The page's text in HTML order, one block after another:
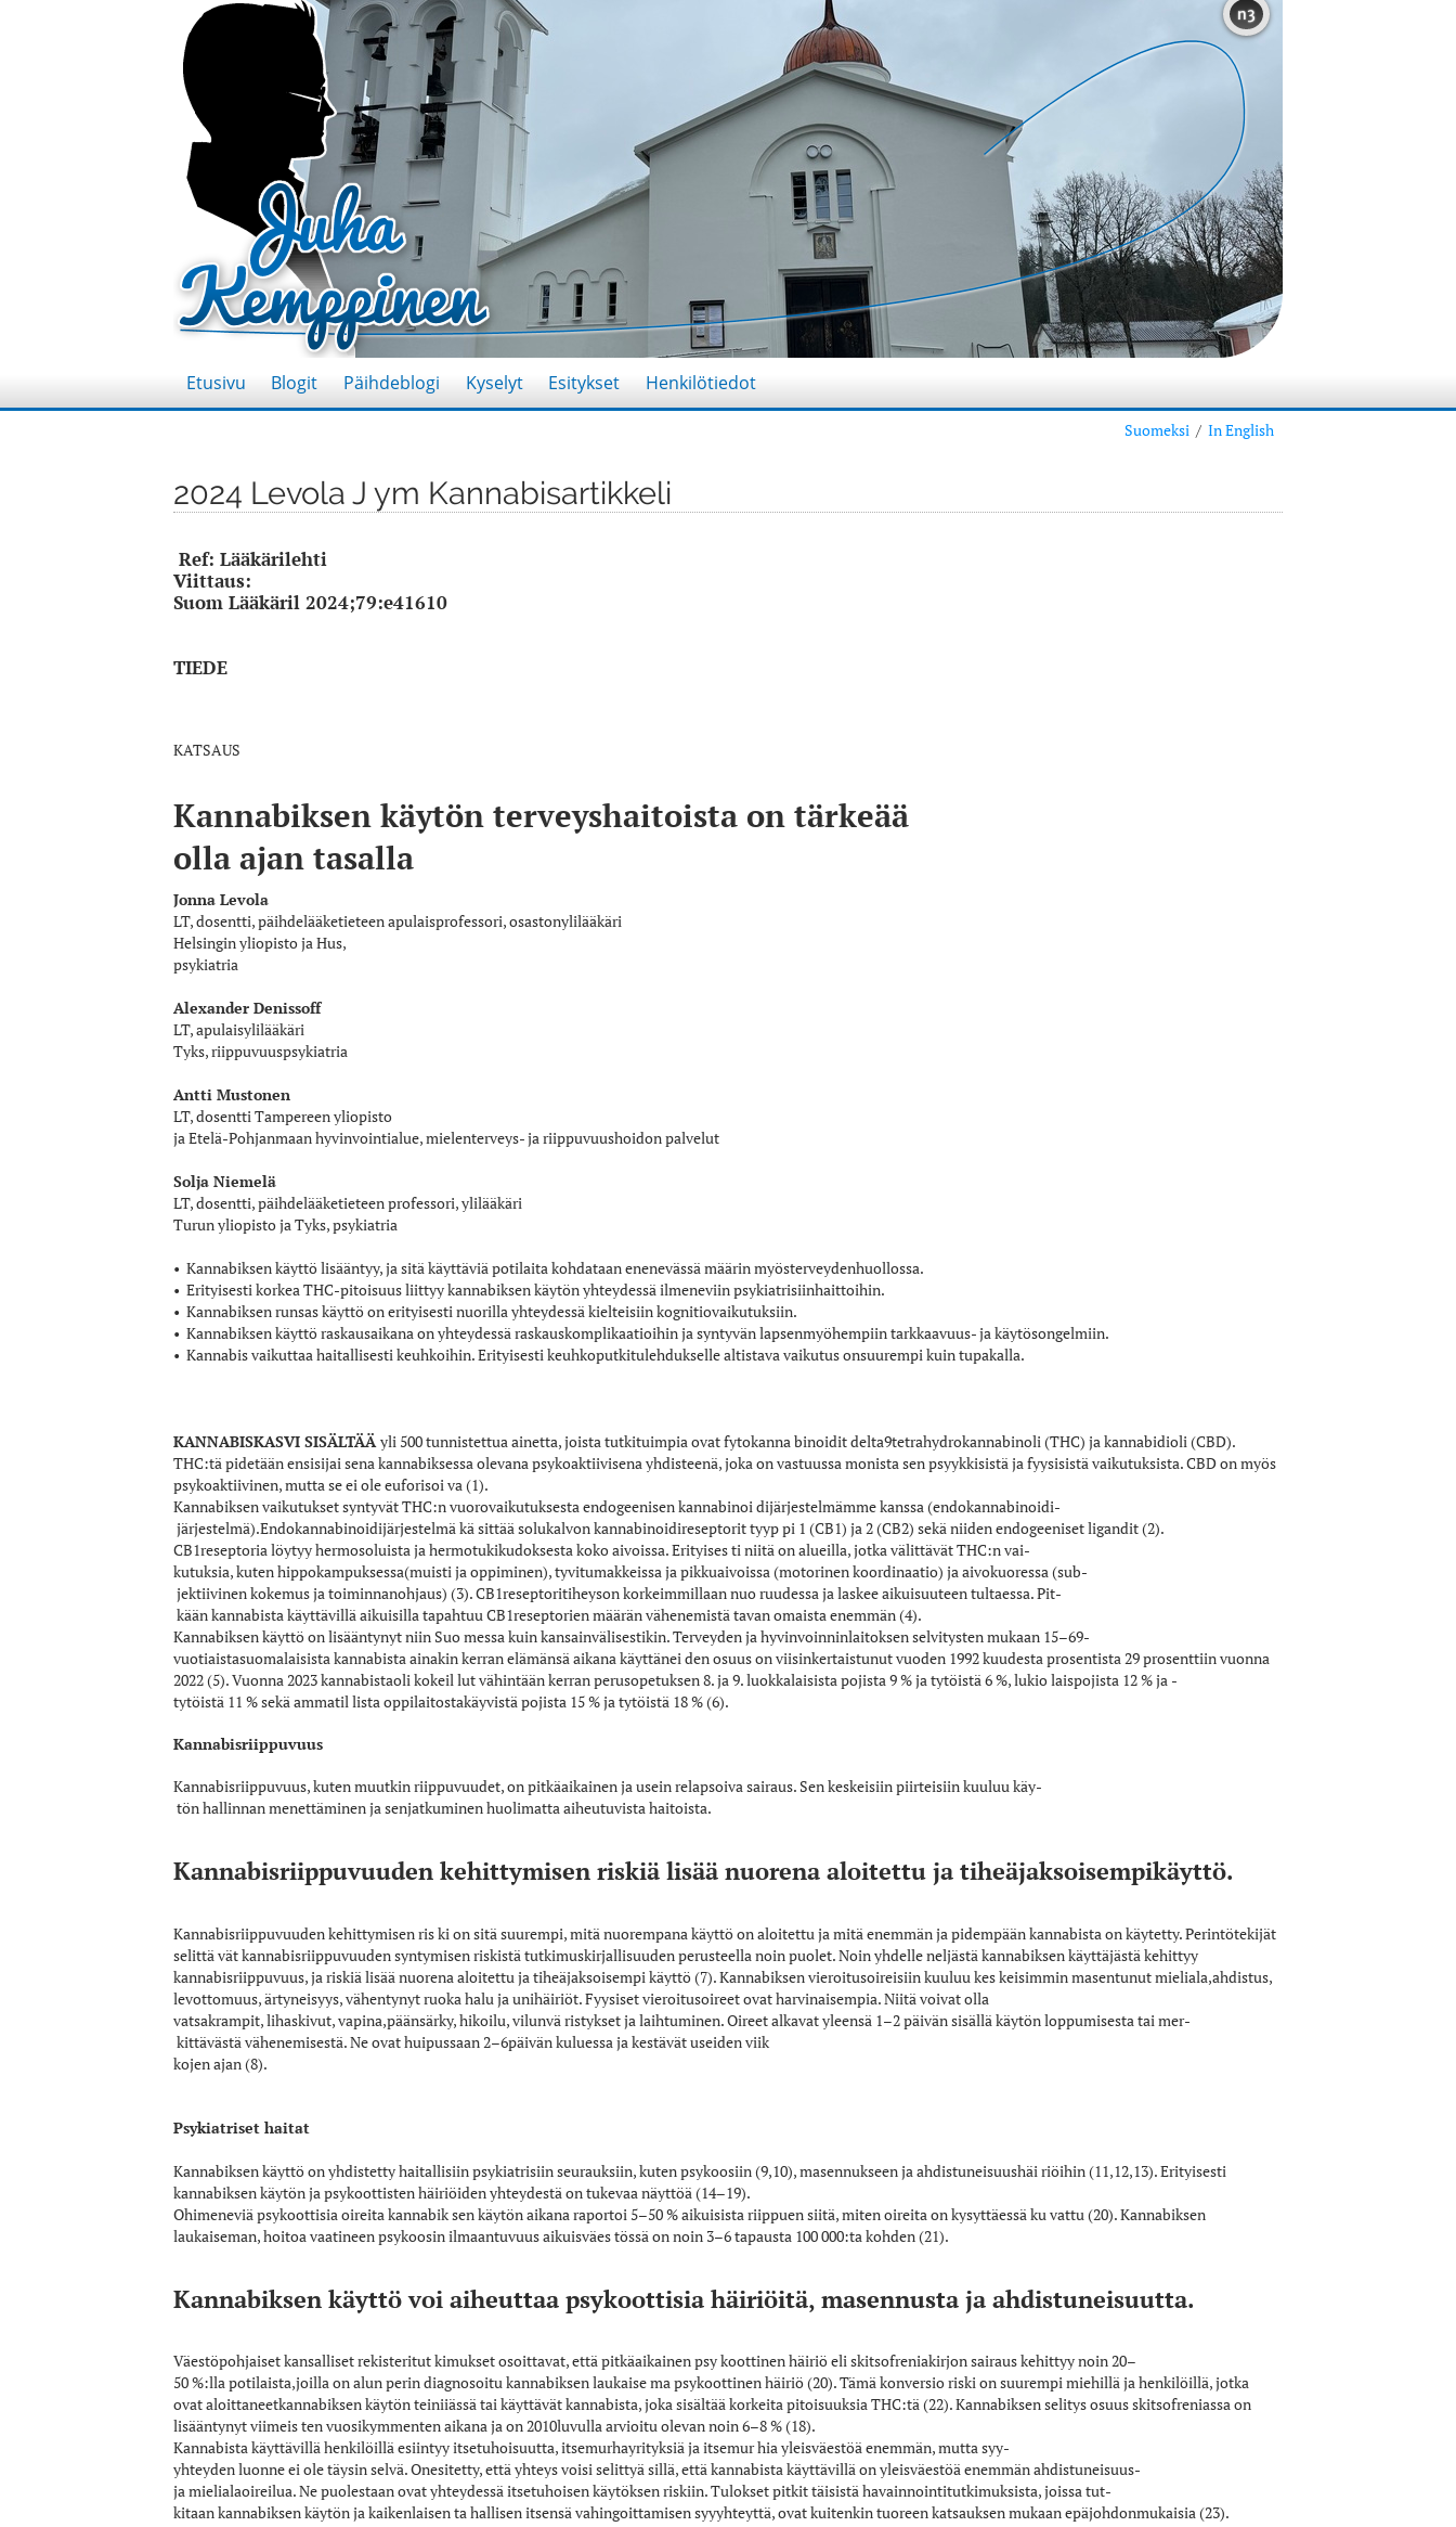
n3
Etusivu Blogit Päihdeblogi Kyselyt Esitykset Henkilötiedot
Suomeksi / In English
2024 Levola J ym Kannabisartikkeli
Ref: Lääkärilehti
Viittaus:
Suom Lääkäril 2024;79:e41610
TIEDE
KATSAUS
Kannabiksen käytön terveyshaitoista on tärkeää
olla ajan tasalla
Jonna Levola
LT, dosentti, päihdelääketieteen apulaisprofessori, osastonylilääkäri
Helsingin yliopisto ja Hus,
psykiatria
Alexander Denissoff
LT, apulaisylilääkäri
Tyks, riippuvuuspsykiatria
Antti Mustonen
LT, dosentti Tampereen yliopisto
ja Etelä-Pohjanmaan hyvinvointialue, mielenterveys- ja riippuvuushoidon palvelut
Solja Niemelä
LT, dosentti, päihdelääketieteen professori, ylilääkäri
Turun yliopisto ja Tyks, psykiatria
• Kannabiksen käyttö lisääntyy, ja sitä käyttäviä potilaita kohdataan enenevässä määrin myösterveydenhuollossa.
• Erityisesti korkea THC-pitoisuus liittyy kannabiksen käytön yhteydessä ilmeneviin psykiatrisiinhaittoihin.
• Kannabiksen runsas käyttö on erityisesti nuorilla yhteydessä kielteisiin kognitiovaikutuksiin.
• Kannabiksen käyttö raskausaikana on yhteydessä raskauskomplikaatioihin ja syntyvän lapsenmyöhempiin tarkkaavuus- ja käytösongelmiin.
• Kannabis vaikuttaa haitallisesti keuhkoihin. Erityisesti keuhkoputkitulehdukselle altistava vaikutus onsuurempi kuin tupakalla.
KANNABISKASVI SISÄLTÄÄyli 500 tunnistet­tua ainetta, joista tutkituimpia ovat fytokanna­ binoidit delta­9­tetrahydrokannabinoli (THC) ja kannabidioli (CBD).
THC:tä pidetään ensisijai­ sena kannabiksessa olevana psykoaktiivisena yhdisteenä, joka on vastuussa monista sen psyykkisistä ja fyysisistä vaikutuksista. CBD on myös
psykoaktiivinen, mutta se ei ole euforisoi­ va (1).
Kannabiksen vaikutukset syntyvät THC:n vuorovaikutuksesta endogeenisen kannabinoi­ dijärjestelmämme kanssa (endokannabinoidi­
järjestelmä).Endokannabinoidijärjestelmä kä­ sittää solukalvon kannabinoidireseptorit tyyp­ pi 1 (CB1) ja 2 (CB2) sekä niiden endogeeniset ligandit (2).
CB1­reseptoria löytyy hermosoluista ja hermotukikudoksesta koko aivoissa. Erityises­ ti niitä on alueilla, jotka välittävät THC:n vai­
kutuksia, kuten hippokampuksessa(muisti ja oppiminen), tyvitumakkeissa ja pikkuaivoissa (motorinen koordinaatio) ja aivokuoressa (sub­
jektiivinen kokemus ja toiminnanohjaus) (3). CB1­reseptoritiheyson korkeimmillaan nuo­ ruudessa ja laskee aikuisuuteen tultaessa. Pit­
kään kannabista käyttävillä aikuisilla tapahtuu CB1­reseptorien määrän vähenemistä tavan­ omaista enemmän (4).
Kannabiksen käyttö on lisääntynyt niin Suo­ messa kuin kansainvälisestikin. Terveyden ja hyvinvoinninlaitoksen selvitysten mukaan 15–69­
vuotiaistasuomalaisista kannabista ainakin kerran elämänsä aikana käyttänei­ den osuus on viisinkertaistunut vuoden 1992 kuudesta prosentista 29 prosenttiin vuonna
2022 (5). Vuonna 2023 kannabistaoli kokeil­ lut vähintään kerran perusopetuksen 8.­ ja 9.­ luokkalaisista pojista 9 % ja tytöistä 6 %, lukio­ laispojista 12 % ja ­
tytöistä 11 % sekä ammatil­ lista oppilaitostakäyvistä pojista 15 % ja tytöistä 18 % (6).
Kannabisriippuvuus
Kannabisriippuvuus, kuten muutkin riippu­vuudet, on pitkäaikainen ja usein relapsoiva sairaus. Sen keskeisiin piirteisiin kuuluu käy­
tön hallinnan menettäminen ja senjatkuminen huolimatta aiheutuvista haitoista.
Kannabisriippuvuuden kehittymisen riskiä lisää nuorena aloitettu ja tiheäjaksoisempikäyttö.
Kannabisriippuvuuden kehittymisen ris­ ki on sitä suurempi, mitä nuorempana käyttö on aloitettu ja mitä enemmän ja pidempään kannabista on käytetty. Perintötekijät
selittä­ vät kannabisriippuvuuden syntymisen riskistä tutkimuskirjallisuuden perusteella noin puolet. Noin yhdelle neljästä kannabiksen käyttäjästä kehittyy
kannabisriippuvuus, ja riskiä lisää nuorena aloitettu ja tiheäjaksoisempi käyttö (7). Kannabiksen vieroitusoireisiin kuuluu kes­ keisimmin masentunut mieliala,ahdistus,
levottomuus, ärtyneisyys, vähentynyt ruoka­ halu ja unihäiriöt. Fyysiset vieroitusoireet ovat harvinaisempia. Niitä voivat olla
vatsakrampit, lihaskivut, vapina,päänsärky, hikoilu, vilunvä­ ristykset ja laihtuminen. Oireet alkavat yleensä 1–2 päivän sisällä käytön loppumisesta tai mer­
kittävästä vähenemisestä. Ne ovat huipussaan 2–6päivän kuluessa ja kestävät useiden viik­
kojen ajan (8).
Psykiatriset haitat
Kannabiksen käyttö on yhdistetty haitallisiin psykiatrisiin seurauksiin, kuten psykoosiin (9,10), masennukseen ja ahdistuneisuushäi­ riöihin (11,12,13). Erityisesti
kannabiksen käytön ja psykoottisten häiriöiden yhteydestä on tukevaa näyttöä (14–19).
Ohimeneviä psykoottisia oireita kannabik­ sen käytön aikana raportoi 5–50 % aikuisista riippuen siitä, miten oireita on kysyttäessä ku­ vattu (20). Kannabiksen
laukaiseman, hoitoa vaatineen psykoosin ilmaantuvuus aikuisväes­ tössä on noin 3–6 tapausta 100 000:ta kohden (21).
Kannabiksen käyttö voi aiheuttaa psykoottisia häiriöitä, masennusta ja ahdistuneisuutta.
Väestöpohjaiset kansalliset rekisteritut­ kimukset osoittavat, että pitkäaikainen psy­ koottinen häiriö eli skitsofreniakirjon sairaus kehittyy noin 20–
50 %:lla potilaista,joilla on alun perin diagnosoitu kannabiksen laukaise­ ma psykoottinen häiriö (20). Tämä konversio­ riski on suurempi miehillä ja henkilöillä, jotka
ovat aloittaneetkannabiksen käytön teini­iässä tai käyttävät kannabista, joka sisältää korkeita pitoisuuksia THC:tä (22). Kannabiksen selitys­ osuus skitsofreniassa on
lisääntynyt viimeis­ ten vuosikymmenten aikana ja on 2010­luvulla arvioitu olevan noin 6–8 % (18).
Kannabista käyttävillä henkilöillä esiintyy itsetuhoisuutta, itsemurhayrityksiä ja itsemur­ hia yleisväestöä enemmän, mutta syy­
yhteyden luonne ei ole täysin selvä. Onesitetty, että yhteys voisi selittyä sillä, että kannabista käyttävillä on yleisväestöä enemmän ahdistuneisuus­
ja mielialaoireilua. Ne puolestaan ovat yhteydessä itsetuhoisen käytöksen riskiin. Tulokset pitkit­ täisistä havainnointitutkimuksista, joissa tut­
kitaan kannabiksen käytön ja kaikenlaisen ta­ hallisen itsensä vahingoittamisen syy­yhteyttä, ovat kuitenkin tuoreen katsauksen mukaan epäjohdonmukaisia (23).